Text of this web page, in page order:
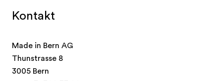
Kontakt
Made in Bern AG
Thunstrasse 8
3005 Bern